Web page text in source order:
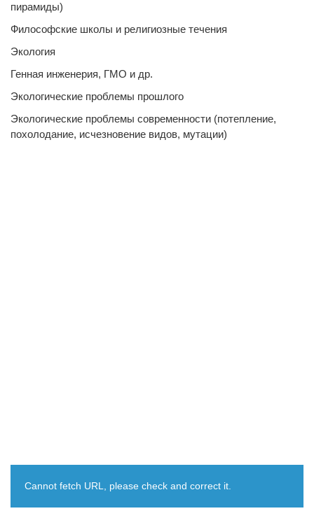
пирамиды)
Философские школы и религиозные течения
Экология
Генная инженерия, ГМО и др.
Экологические проблемы прошлого
Экологические проблемы современности (потепление,
похолодание, исчезновение видов, мутации)
Cannot fetch URL, please check and correct it.